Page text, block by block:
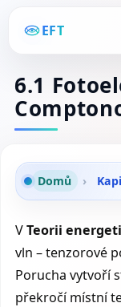
EFT
6.1
Domů ›
VTeorii
vln – tenzorové
Porucha vytvoří
překročí místní